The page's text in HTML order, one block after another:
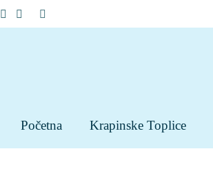
Početna Krapinske Toplice